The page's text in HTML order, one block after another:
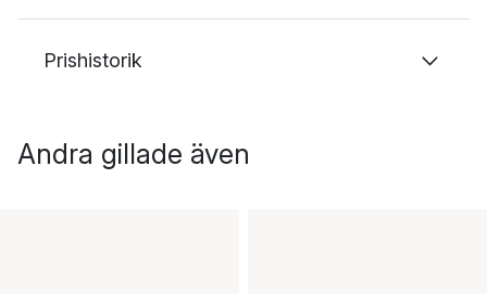
Prishistorik
Andra gillade även